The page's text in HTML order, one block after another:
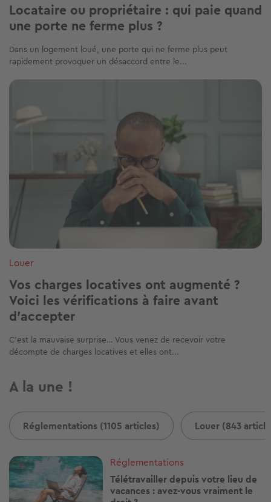
Locataire ou propriétaire : qui paie quand
une porte ne ferme plus ?
Dans un logement loué, une porte qui ne ferme plus peut
rapidement provoquer un désaccord entre le...
Image
Louer
Vos charges locatives ont augmenté ?
Voici les vérifications à faire avant
d’accepter
C’est la mauvaise surprise… Vous venez de recevoir votre
décompte de charges locatives et elles ont...
A la une !
Réglementations (1105 articles) Louer (843
Image
Réglementations
Télétravailler depuis votre lieu de
vacances : avez-vous vraiment le